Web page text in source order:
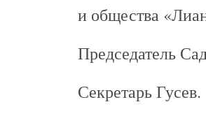
и общества
Председатель
Секретарь Гусев.